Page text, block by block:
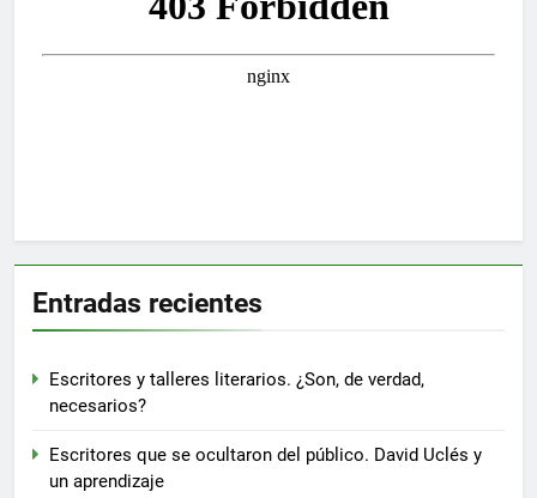
Entradas recientes
Escritores y talleres literarios. ¿Son, de verdad,
necesarios?
Escritores que se ocultaron del público. David Uclés y
un aprendizaje